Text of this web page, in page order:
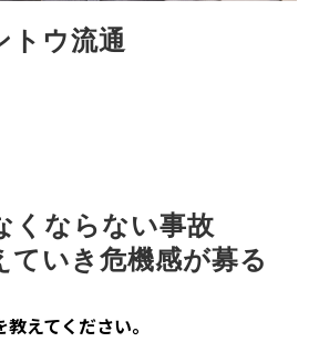
トウ流通
くならない事故
ていき危機感が募る
えてください。